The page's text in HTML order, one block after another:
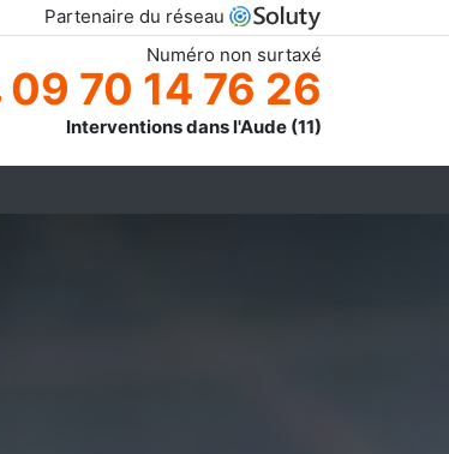
Partenaire du réseau
Numéro non surtaxé
09 70 14 76 26
Interventions dans l'Aude (11)